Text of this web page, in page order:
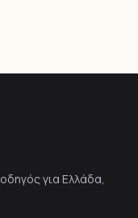
για Ελλάδα,